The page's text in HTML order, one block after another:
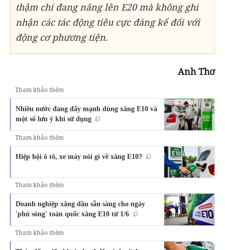
thậm chí đang nâng lên E20 mà không ghi
nhận các tác động tiêu cực đáng kể đối với
động cơ phương tiện.
Anh Thơ
Tham khảo thêm
Nhiều nước đang đẩy mạnh dùng xăng E10 và
một số lưu ý khi sử dụng
Tham khảo thêm
Hiệp hội ô tô, xe máy nói gì về xăng E10?
Tham khảo thêm
Doanh nghiệp xăng dầu sẵn sàng cho ngày
'phủ sóng' toàn quốc xăng E10 từ 1/6
Tham khảo thêm